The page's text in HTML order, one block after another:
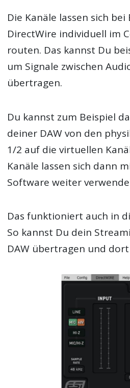
Die Kanäle lassen sich
DirectWire individuell im
routen. Das kannst Du
um Signale zwischen
übertragen.
Du kannst zum Beispiel
deiner DAW von den
1/2 auf die virtuellen
Kanäle lassen sich dann
Software weiter
Das funktioniert auch in
So kannst Du dein
DAW übertragen und